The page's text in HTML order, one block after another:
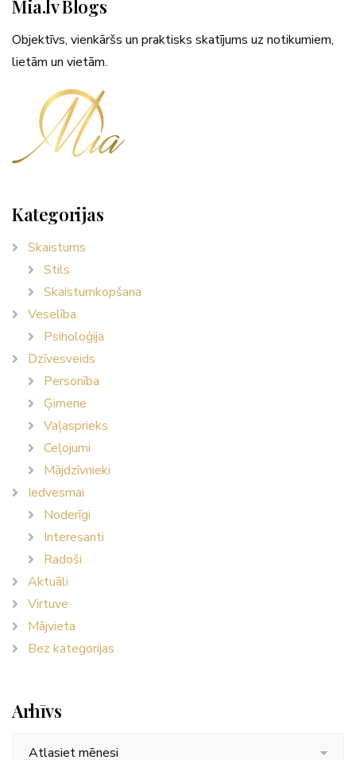
Mia.lv Blogs
Objektīvs, vienkāršs un praktisks skatījums uz notikumiem,
lietām un vietām.
Kategorijas
Skaistums
Stils
Skaistumkopšana
Veselība
Psiholoģija
Dzīvesveids
Personība
Ģimene
Vaļasprieks
Ceļojumi
Mājdzīvnieki
Iedvesmai
Noderīgi
Interesanti
Radoši
Aktuāli
Virtuve
Mājvieta
Bez kategorijas
Arhīvs